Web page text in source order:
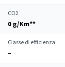
CO2
0 g/Km**
Classe di efficienza
–